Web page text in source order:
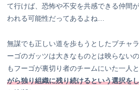
て行けば、恐怖や不安を共感できる仲間
われる可能性だってあるよね…
無謀でも正しい道を歩もうとしたブチャ
ーゴのガッツは大きなものとは映らない
もフーゴが裏切り者のチームにいた一人と
がら独り組織に残り続けるという選択を